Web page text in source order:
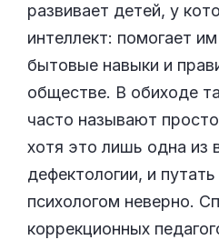
развивает детей, у
интеллект: помогает
бытовые навыки и
обществе. В обиходе
часто называют
хотя это лишь одна из
дефектологии, и
психологом неверно.
коррекционных